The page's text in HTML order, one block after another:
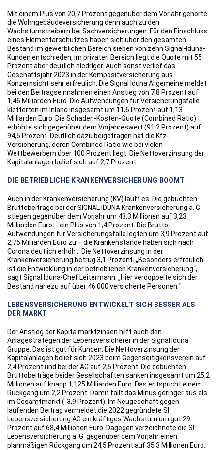
Mit einem Plus von 20,7 Prozent gegenüber dem Vorjahr gehörte
die Wohngebäudeversicherung denn auch zu den
Wachstumstreibern bei Sachversicherungen. Für den Einschluss
eines Elementarschutzes haben sich über den gesamten
Bestand im gewerblichen Bereich sieben von zehn Signal-Iduna-
Kunden entschieden, im privaten Bereich liegt die Quote mit 55
Prozent aber deutlich niedriger. Auch sonst verlief das
Geschäftsjahr 2023 in der Kompositversicherung aus
Konzernsicht sehr erfreulich. Die Signal Iduna Allgemeine meldet
bei den Beitragseinnahmen einen Anstieg von 7,8 Prozent auf
1,46 Milliarden Euro. Die Aufwendungen für Versicherungsfälle
kletterten im Inland insgesamt um 11,6 Prozent auf 1,13
Milliarden Euro. Die Schaden-Kosten-Quote (Combined Ratio)
erhöhte sich gegenüber dem Vorjahreswert (91,2 Prozent) auf
94,5 Prozent. Deutlich dazu beigetragen hat die Kfz-
Versicherung, deren Combined Ratio wie bei vielen
Wettbewerbern über 100 Prozent liegt. Die Nettoverzinsung der
Kapitalanlagen belief sich auf 2,7 Prozent.
DIE BETRIEBLICHE KRANKENVERSICHERUNG BOOMT
Auch in der Krankenversicherung (KV) läuft es. Die gebuchten
Bruttobeiträge bei der SIGNAL IDUNA Krankenversicherung a. G.
stiegen gegenüber dem Vorjahr um 43,3 Millionen auf 3,23
Milliarden Euro – ein Plus von 1,4 Prozent. Die Brutto-
Aufwendungen für Versicherungsfälle legten um 3,9 Prozent auf
2,75 Milliarden Euro zu – die Krankenstände haben sich nach
Corona deutlich erhöht. Die Nettoverzinsung in der
Krankenversicherung betrug 3,1 Prozent. „Besonders erfreulich
ist die Entwicklung in der betrieblichen Krankenversicherung“,
sagt Signal Iduna-Chef Leitermann. „Hier verdoppelte sich der
Bestand nahezu auf über 46.000 versicherte Personen.“
LEBENSVERSICHERUNG ENTWICKELT SICH BESSER ALS
DER MARKT
Der Anstieg der Kapitalmarktzinsen hilft auch den
Anlagestrategen der Lebensversicherer in der Signal Iduna
Gruppe. Das ist gut für Kunden: Die Nettoverzinsung der
Kapitalanlagen belief sich 2023 beim Gegenseitigkeitsverein auf
2,4 Prozent und bei der AG auf 2,5 Prozent. Die gebuchten
Bruttobeiträge beider Gesellschaften sanken insgesamt um 25,2
Millionen auf knapp 1,125 Milliarden Euro. Das entspricht einem
Rückgang um 2,2 Prozent. Damit fällt das Minus geringer aus als
im Gesamtmarkt (-3,9 Prozent). Im Neugeschäft gegen
laufenden Beitrag vermeldet die 2022 gegründete SI
Lebensversicherung AG ein kräftiges Wachstum um gut 29
Prozent auf 68,4 Millionen Euro. Dagegen verzeichnete die SI
Lebensversicherung a. G. gegenüber dem Vorjahr einen
planmäßigen Rückgang um 24,5 Prozent auf 35,3 Millionen Euro.